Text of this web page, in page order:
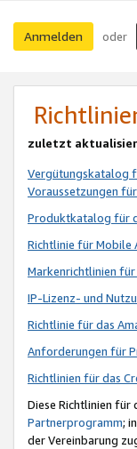
Anmelden oder
zuletzt
Vergütungskatalog
Voraussetzungen
Produktkatalog für
Richtlinie für Mobile
Markenrichtlinien
IP-Lizenz- und
Richtlinie für das
Anforderungen für
Richtlinien für das
Diese Richtlinien für
Partnerprogramm;
der Vereinbarung